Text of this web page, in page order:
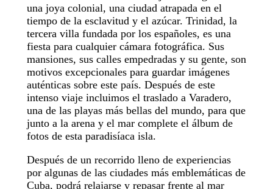
una joya colonial, una ciudad atrapada en el
tiempo de la esclavitud y el azúcar. Trinidad, la
tercera villa fundada por los españoles, es una
fiesta para cualquier cámara fotográfica. Sus
mansiones, sus calles empedradas y su gente, son
motivos excepcionales para guardar imágenes
auténticas sobre este país. Después de este
intenso viaje incluimos el traslado a Varadero,
una de las playas más bellas del mundo, para que
junto a la arena y el mar complete el álbum de
fotos de esta paradisíaca isla.
Después de un recorrido lleno de experiencias
por algunas de las ciudades más emblemáticas de
Cuba, podrá relajarse y repasar frente al mar